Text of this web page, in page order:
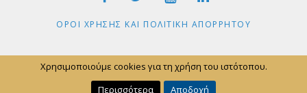
Χρησιμοποιούμε cookies για τη χρήση του ιστότοπου.
Περισσότερα
Αποδοχή
ΟΡΟΙ ΧΡΗΣΗΣ ΚΑΙ ΠΟΛΙΤΙΚΗ ΑΠΟΡΡΗΤΟΥ
Copyright © 2026 by SITARAS Real Estate
POWERED BY FORTUNET HELLAS |E-AGENTS TECHNOLOGY